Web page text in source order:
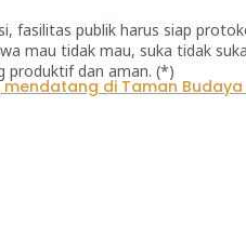
fasilitas publik harus siap
mau tidak mau, suka tidak
produktif dan aman. (*)